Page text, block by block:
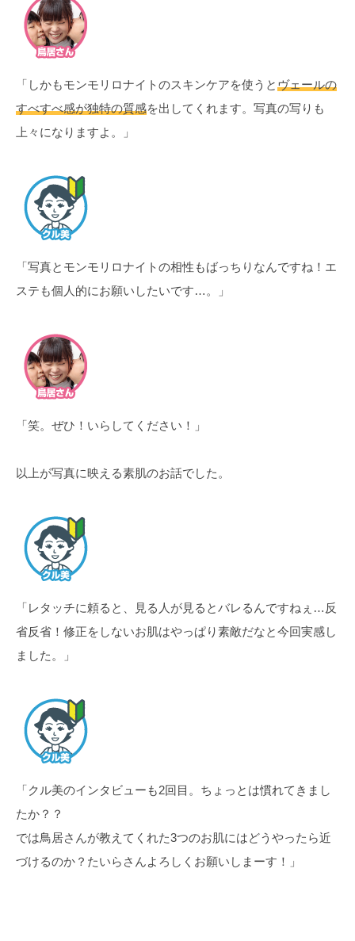
「しかもモンモリロナイトのスキンケアを使うとヴェールの
すべすべ感が独特の質感を出してくれます。写真の写りも
上々になりますよ。」
「写真とモンモリロナイトの相性もばっちりなんですね！エ
ステも個人的にお願いしたいです…。」
「笑。ぜひ！いらしてください！」
以上が写真に映える素肌のお話でした。
「レタッチに頼ると、見る人が見るとバレるんですねぇ…反
省反省！修正をしないお肌はやっぱり素敵だなと今回実感し
ました。」
「クル美のインタビューも2回目。ちょっとは慣れてきまし
たか？？
では鳥居さんが教えてくれた3つのお肌にはどうやったら近
づけるのか？たいらさんよろしくお願いしまーす！」